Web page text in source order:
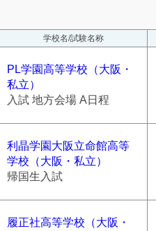
学校名/試験名称
PL学園高等学校（大阪・
私立）
入試 地方会場 A日程
利晶学園大阪立命館高等
学校（大阪・私立）
帰国生入試
履正社高等学校（大阪・